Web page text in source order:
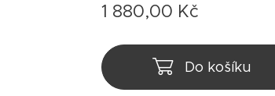
1 880,00 Kč
Do košíku